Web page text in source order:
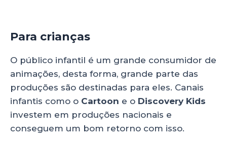
Para crianças
O público infantil é um grande consumidor de
animações, desta forma, grande parte das
produções são destinadas para eles. Canais
infantis como o Cartoon e o Discovery Kids
investem em produções nacionais e
conseguem um bom retorno com isso.